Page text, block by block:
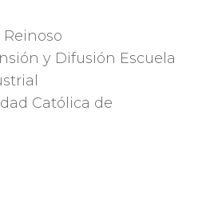
y Difusión Escuela
Católica de